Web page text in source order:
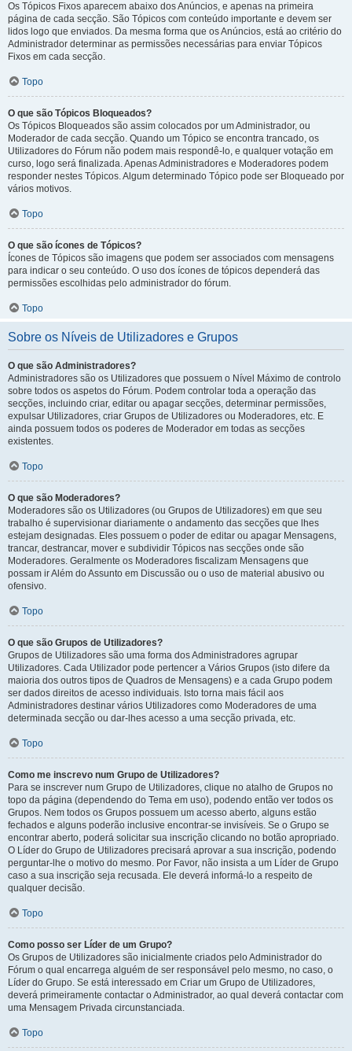
Os Tópicos Fixos aparecem abaixo dos Anúncios, e apenas na primeira
página de cada secção. São Tópicos com conteúdo importante e devem ser
lidos logo que enviados. Da mesma forma que os Anúncios, está ao critério do
Administrador determinar as permissões necessárias para enviar Tópicos
Fixos em cada secção.
Topo
O que são Tópicos Bloqueados?
Os Tópicos Bloqueados são assim colocados por um Administrador, ou
Moderador de cada secção. Quando um Tópico se encontra trancado, os
Utilizadores do Fórum não podem mais respondê-lo, e qualquer votação em
curso, logo será finalizada. Apenas Administradores e Moderadores podem
responder nestes Tópicos. Algum determinado Tópico pode ser Bloqueado por
vários motivos.
Topo
O que são ícones de Tópicos?
Ícones de Tópicos são imagens que podem ser associados com mensagens
para indicar o seu conteúdo. O uso dos ícones de tópicos dependerá das
permissões escolhidas pelo administrador do fórum.
Topo
Sobre os Níveis de Utilizadores e Grupos
O que são Administradores?
Administradores são os Utilizadores que possuem o Nível Máximo de controlo
sobre todos os aspetos do Fórum. Podem controlar toda a operação das
secções, incluindo criar, editar ou apagar secções, determinar permissões,
expulsar Utilizadores, criar Grupos de Utilizadores ou Moderadores, etc. E
ainda possuem todos os poderes de Moderador em todas as secções
existentes.
Topo
O que são Moderadores?
Moderadores são os Utilizadores (ou Grupos de Utilizadores) em que seu
trabalho é supervisionar diariamente o andamento das secções que lhes
estejam designadas. Eles possuem o poder de editar ou apagar Mensagens,
trancar, destrancar, mover e subdividir Tópicos nas secções onde são
Moderadores. Geralmente os Moderadores fiscalizam Mensagens que
possam ir Além do Assunto em Discussão ou o uso de material abusivo ou
ofensivo.
Topo
O que são Grupos de Utilizadores?
Grupos de Utilizadores são uma forma dos Administradores agrupar
Utilizadores. Cada Utilizador pode pertencer a Vários Grupos (isto difere da
maioria dos outros tipos de Quadros de Mensagens) e a cada Grupo podem
ser dados direitos de acesso individuais. Isto torna mais fácil aos
Administradores destinar vários Utilizadores como Moderadores de uma
determinada secção ou dar-lhes acesso a uma secção privada, etc.
Topo
Como me inscrevo num Grupo de Utilizadores?
Para se inscrever num Grupo de Utilizadores, clique no atalho de Grupos no
topo da página (dependendo do Tema em uso), podendo então ver todos os
Grupos. Nem todos os Grupos possuem um acesso aberto, alguns estão
fechados e alguns poderão inclusive encontrar-se invisíveis. Se o Grupo se
encontrar aberto, poderá solicitar sua inscrição clicando no botão apropriado.
O Líder do Grupo de Utilizadores precisará aprovar a sua inscrição, podendo
perguntar-lhe o motivo do mesmo. Por Favor, não insista a um Líder de Grupo
caso a sua inscrição seja recusada. Ele deverá informá-lo a respeito de
qualquer decisão.
Topo
Como posso ser Líder de um Grupo?
Os Grupos de Utilizadores são inicialmente criados pelo Administrador do
Fórum o qual encarrega alguém de ser responsável pelo mesmo, no caso, o
Líder do Grupo. Se está interessado em Criar um Grupo de Utilizadores,
deverá primeiramente contactar o Administrador, ao qual deverá contactar com
uma Mensagem Privada circunstanciada.
Topo